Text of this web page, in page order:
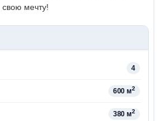
мечту!
4
600 м2
380 м2